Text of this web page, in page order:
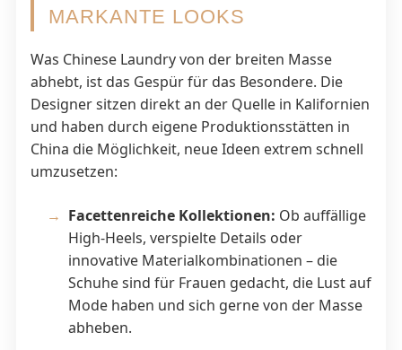
MARKANTE LOOKS
Was Chinese Laundry von der breiten Masse
abhebt, ist das Gespür für das Besondere. Die
Designer sitzen direkt an der Quelle in Kalifornien
und haben durch eigene Produktionsstätten in
China die Möglichkeit, neue Ideen extrem schnell
umzusetzen:
Facettenreiche Kollektionen: Ob auffällige
High-Heels, verspielte Details oder
innovative Materialkombinationen – die
Schuhe sind für Frauen gedacht, die Lust auf
Mode haben und sich gerne von der Masse
abheben.